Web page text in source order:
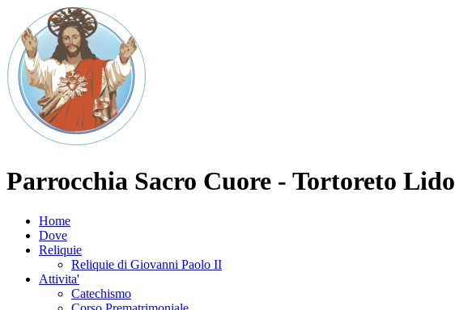
Parrocchia Sacro Cuore - Tortoreto Lido
Home
Dove
Reliquie
Reliquie di Giovanni Paolo II
Attivita'
Catechismo